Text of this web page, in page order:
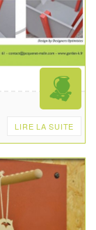
LIRE LA SUITE